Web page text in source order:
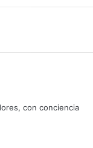
con conciencia